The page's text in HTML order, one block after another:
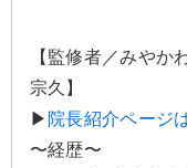
【監修者／みや
宗久】
▶ 院長紹介ページ
〜経歴〜